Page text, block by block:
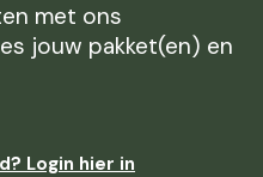
met ons
jouw pakket(en) en
Login hier in